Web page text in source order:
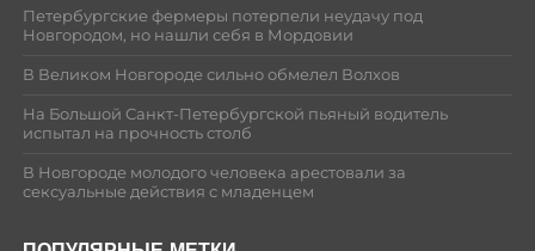
Петербургские фермеры потерпели неудачу под
Новгородом, но нашли себя в Мордовии
В Великом Новгороде сильно обмелел Волхов
На Большой Санкт-Петербургской пьяный водитель
испытал на прочность столб
В Новгороде молодого человека арестовали за
сексуальные действия с младенцем